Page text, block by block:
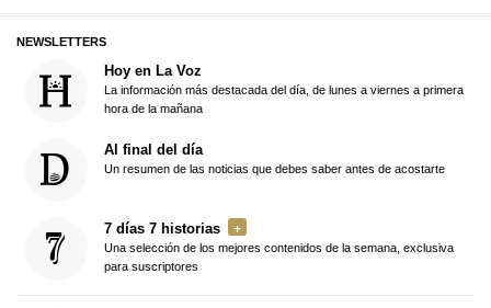
NEWSLETTERS
Hoy en La Voz
La información más destacada del día, de lunes a viernes a primera
hora de la mañana
Al final del día
Un resumen de las noticias que debes saber antes de acostarte
7 días 7 historias
Una selección de los mejores contenidos de la semana, exclusiva
para suscriptores